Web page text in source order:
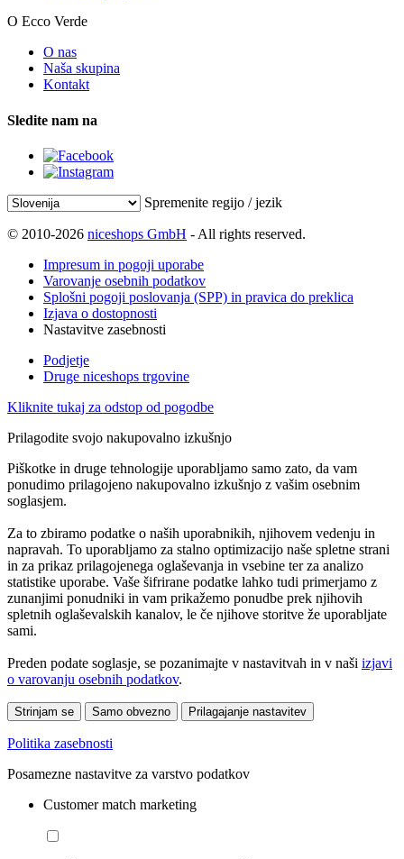
O Ecco Verde
O nas
Naša skupina
Kontakt
Sledite nam na
Spremenite regijo / jezik
© 2010-2026 niceshops GmbH - All rights reserved.
Impresum in pogoji uporabe
Varovanje osebnih podatkov
Splošni pogoji poslovanja (SPP) in pravica do preklica
Izjava o dostopnosti
Nastavitve zasebnosti
Podjetje
Druge niceshops trgovine
Kliknite tukaj za odstop od pogodbe
Prilagodite svojo nakupovalno izkušnjo
Piškotke in druge tehnologije uporabljamo samo zato, da vam
ponudimo prilagojeno nakupovalno izkušnjo z vašim osebnim
soglasjem.
Za to zbiramo podatke o naših uporabnikih, njihovem vedenju in
napravah. To uporabljamo za stalno optimizacijo naše spletne strani
in za prikaz prilagojenega oglaševanja in vsebine ter za analizo
statistike uporabe. Vaše šifrirane podatke lahko tudi primerjamo z
zunanjimi ponudniki in vam prikažemo ponudbe prek njihovih
spletnih oglaševalskih kanalov, le če njihove storitve že uporabljate
sami.
Preden podate soglasje, se pozanimajte v nastavitvah in v naši izjavi
o varovanju osebnih podatkov.
Strinjam se Samo obvezno Prilagajanje nastavitev
Politika zasebnosti
Posamezne nastavitve za varstvo podatkov
Customer match marketing